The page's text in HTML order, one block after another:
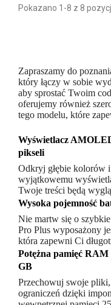
Pokazano 1-8 z 8
Zapraszamy do
który łączy w sobie
aby sprostać Twoim
oferujemy również
tego modelu, które
Wyświetlacz
pikseli
Odkryj głębie kolorów
wyjątkowemu
Twoje treści będą
Wysoka pojemność
Nie martw się o
Pro Plus wyposażony
która zapewni Ci
Potężna pamięć
GB
Przechowuj swoje
ograniczeń dzięki